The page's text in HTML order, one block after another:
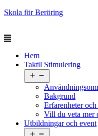
Skola för Beröring
Hem
Taktil Stimulering
meny
Bakgrund
Erfarenheter
Vill du veta mer
Utbildningar och event